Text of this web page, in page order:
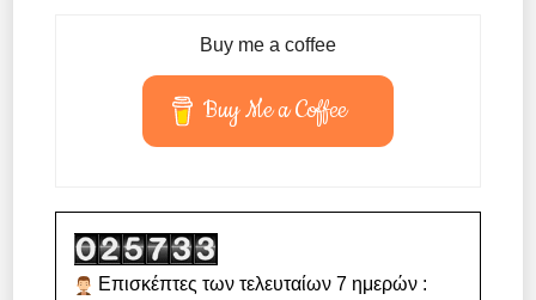
Buy me a coffee
Buy Me a Coffee
Επισκέπτες των τελευταίων 7 ημερών :